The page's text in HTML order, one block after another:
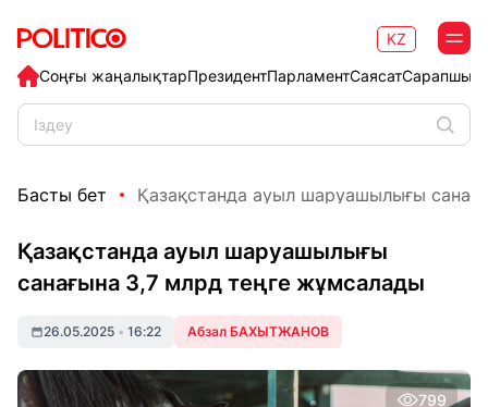
Соңғы жаңалықтарПрезидентПарламентСаясат
KZ
Басты бет Қазақстанда ауыл шаруашылығы
Қазақстанда ауыл шаруашылығы
санағына 3,7 млрд теңге жұмсалады
26.05.2025 • 16:22 Абзал БАХЫТЖАНОВ
799